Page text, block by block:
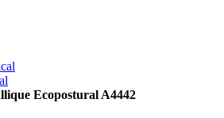
Ecopostural A4442